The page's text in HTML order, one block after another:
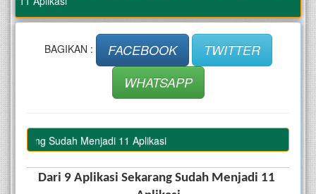
BAGIKAN : FACEBOOK
TWITTER
WHATSAPP
Sudah Menjadi 11 Aplikasi
Dari 9 Aplikasi Sekarang Sudah Menjadi 11